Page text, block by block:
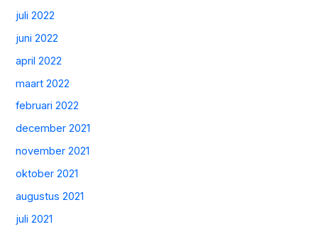
juli 2022
juni 2022
april 2022
maart 2022
februari 2022
december 2021
november 2021
oktober 2021
augustus 2021
juli 2021